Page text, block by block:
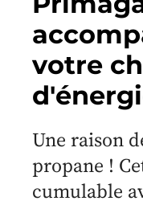
votre
Une raison
propane !
cumulable